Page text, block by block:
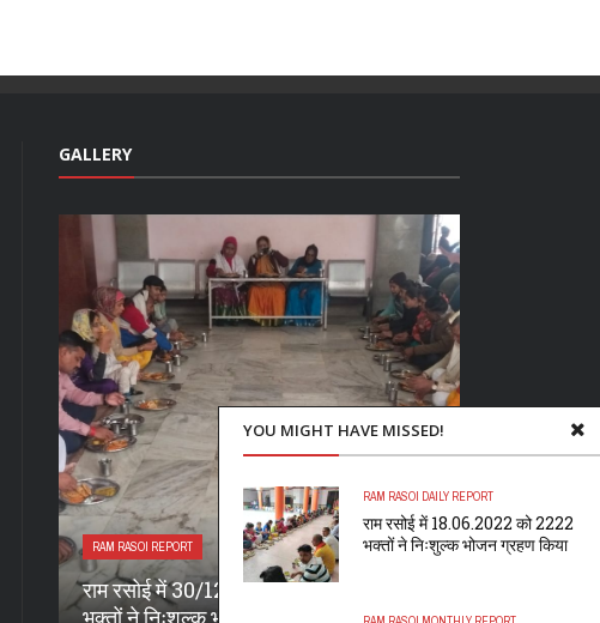
YOU MIGHT HAVE MISSED!
RAM RASOI DAILY REPORT
राम रसोई में 18.06.2022 को 2222
भक्तों ने निःशुल्क भोजन ग्रहण किया
GALLERY
RAM RASOI REPORT
राम रसोई में 30/12/2025 को लगभग 5000
भक्तों ने निःशुल्क भोजन ग्रहण किया
RAM RASOI REPORT
निःशुल्क भोजन